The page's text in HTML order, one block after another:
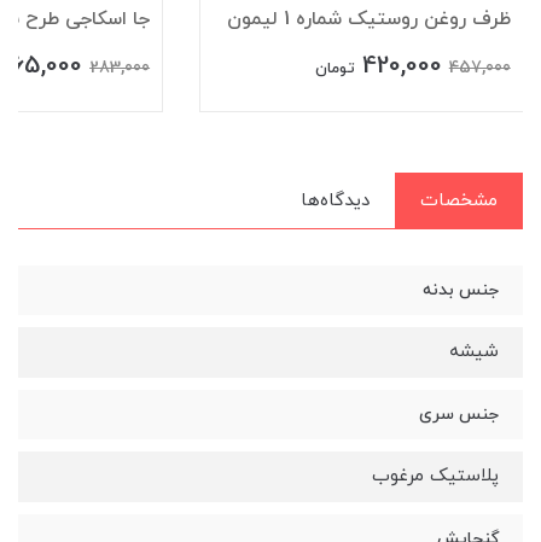
ظرف روغن روستیک شماره 1 لیمون
457,000
420,000 تومان
جا اسکاجی طرح
283,000
265,000
مشخصات دیدگاه‌ها
جنس بدنه
شیشه
جنس سری
پلاستیک مرغوب